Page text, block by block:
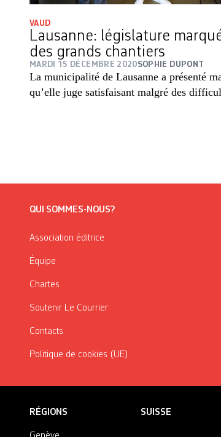
VAUD
Lausanne: législature
des grands chantiers
MARDI 15 DÉCEMBRE 2020SOPHIE DUPONT
La municipalité de Lausanne a présenté
qu’elle juge satisfaisant malgré des
QUI SOMMES-NOUS?
Association éditrice
Équipe
Chartes
Soutenir Le Courrier
Contacts
Politique de cookies (UE)
RÉGIONS SUISSE